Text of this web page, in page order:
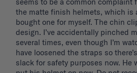
seems to be a common complaint
the matte finish helmets, which is
bought one for myself. The chin
design. I’ve accidentally pinched
several times, even though I’m
have loosened the straps so
slack for safety purposes now. He